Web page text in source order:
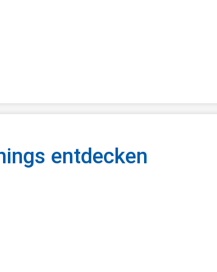
entdecken